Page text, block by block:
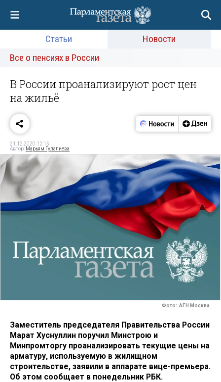
Статьи
Новости
Все о пенсиях в России
В России проанализируют рост цен
на жильё
21.12.2020 12:15
Автор: Марьям Гулалиева
Фото: АГН Москва
Заместитель председателя Правительства России
Марат Хуснуллин поручил Минстрою и
Минпромторгу проанализировать текущие цены на
арматуру, используемую в жилищном
строительстве, заявили в аппарате вице-премьера.
Об этом сообщает в понедельник РБК.